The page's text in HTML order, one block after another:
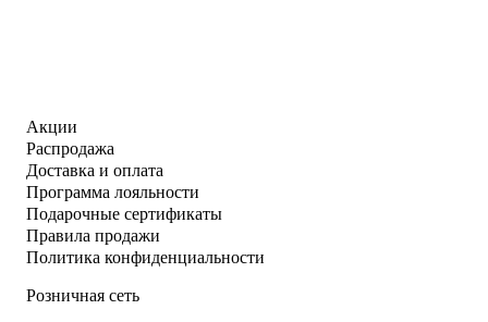
Акции
Распродажа
Доставка и оплата
Программа лояльности
Подарочные сертификаты
Правила продажи
Политика конфиденциальности
Розничная сеть